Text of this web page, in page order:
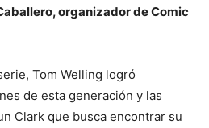
organizador de Comic
Tom Welling logró
de esta generación y las
Clark que busca encontrar su